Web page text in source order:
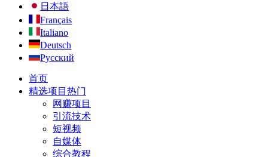
日本語
Français
Italiano
Deutsch
Русский
首页
精选项目 热门
网赚项目
引流技术
短视频
自媒体
综合教程